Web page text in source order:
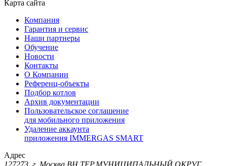
Карта сайта
Компания
Гарантия и сервис
Наши партнеры
Обучение
Новости
Контакты
О Компании
Референц-объекты
Подбор котлов
Архив документации
Пользовательское соглашение
для мобильного приложения
Удаление аккаунта
приложения IMMERGAS SMART
Адрес
127273, г. Москва ВН.ТЕР.МУНИЦИПАЛЬНЫЙ ОКРУГ